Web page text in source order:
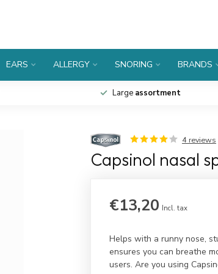
EARS ALLERGY SNORING BRANDS
Large assortment
4 reviews
Capsinol nasal
€13,20 Incl. tax
Helps with a runny nose,
ensures you can breathe
users. Are you using